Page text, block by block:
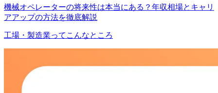
機械オペレーターの将来性は本当にある？年収相場とキャリ
アアップの方法を徹底解説
工場・製造業ってこんなところ